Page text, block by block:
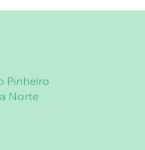
agrião
de
“árvore da
virtudes.
pyrenoidosa,
Nasturtium
Pinheiro
Norte